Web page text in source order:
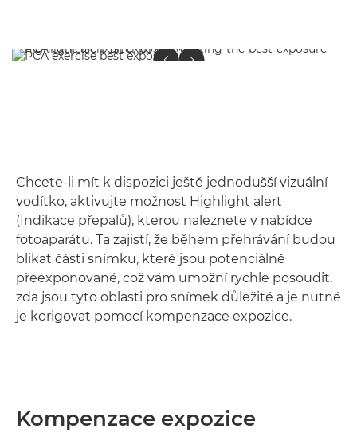
Chcete-li mít k dispozici ještě jednodušší vizuální
vodítko, aktivujte možnost Highlight alert
(Indikace přepalů), kterou naleznete v nabídce
fotoaparátu. Ta zajistí, že během přehrávání budou
blikat části snímku, které jsou potenciálně
přeexponované, což vám umožní rychle posoudit,
zda jsou tyto oblasti pro snímek důležité a je nutné
je korigovat pomocí kompenzace expozice.
Kompenzace expozice